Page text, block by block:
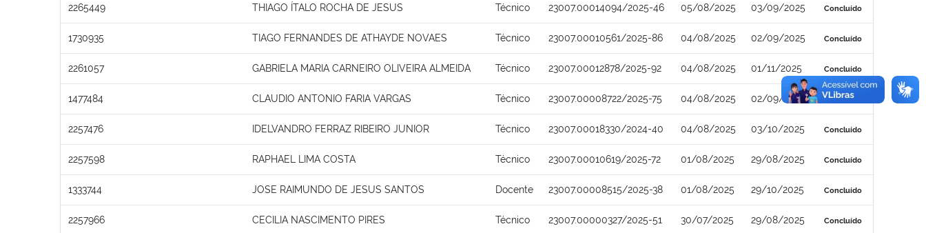
2265449 THIAGO ÍTALO ROCHA DE JESUS Técnico 23007.00014094/2025-46 05/08/2025 03/09/2025 Concluído
1730935 TIAGO FERNANDES DE ATHAYDE NOVAES Técnico 23007.00010561/2025-86 04/08/2025 02/09/2025 Concluído
2261057 GABRIELA MARIA CARNEIRO OLIVEIRA ALMEIDA Técnico 23007.00012878/2025-92 04/08/2025 01/11/2025 Concluído
1477484 CLAUDIO ANTONIO FARIA VARGAS Técnico 23007.00008722/2025-75 04/08/2025 02/09/2025 Concluído
2257476 IDELVANDRO FERRAZ RIBEIRO JUNIOR Técnico 23007.00018330/2024-40 04/08/2025 03/10/2025 Concluído
2257598 RAPHAEL LIMA COSTA Técnico 23007.00010619/2025-72 01/08/2025 29/08/2025 Concluído
1333744 JOSE RAIMUNDO DE JESUS SANTOS Docente 23007.00008515/2025-38 01/08/2025 29/10/2025 Concluído
2257966 CECILIA NASCIMENTO PIRES Técnico 23007.00000327/2025-51 30/07/2025 29/08/2025 Concluído